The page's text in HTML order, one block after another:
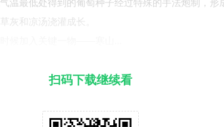
温最低处得到的葡萄种子经过特殊的手法炮制，形
灰和凉汤浇灌成长。
扫码下载继续看